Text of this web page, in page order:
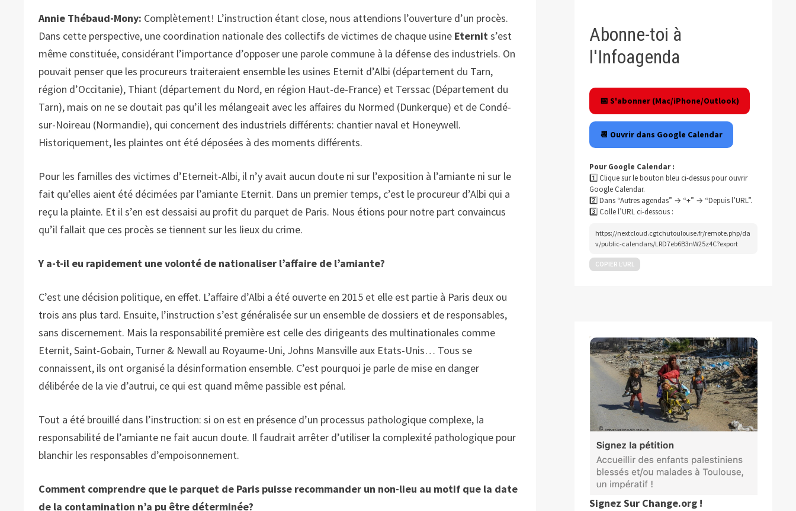
Annie Thébaud-Mony: Complètement! L’instruction étant close, nous attendions l’ouverture d’un procès.
Dans cette perspective, une coordination nationale des collectifs de victimes de chaque usine Eternits’est
même constituée, considérant l’importance d’opposer une parole commune à la défense des industriels. On
pouvait penser que les procureurs traiteraient ensemble les usines Eternit d’Albi (département du Tarn,
région d’Occitanie), Thiant (département du Nord, en région Haut-de-France) et Terssac (Département du
Tarn), mais on ne se doutait pas qu’il les mélangeait avec les affaires du Normed (Dunkerque) et de Condé-
sur-Noireau (Normandie), qui concernent des industriels différents: chantier naval et Honeywell.
Historiquement, les plaintes ont été déposées à des moments différents.
Pour les familles des victimes d’Eterneit-Albi, il n’y avait aucun doute ni sur l’exposition à l’amiante ni sur le
fait qu’elles aient été décimées par l’amiante Eternit. Dans un premier temps, c’est le procureur d’Albi qui a
reçu la plainte. Et il s’en est dessaisi au profit du parquet de Paris. Nous étions pour notre part convaincus
qu’il fallait que ces procès se tiennent sur les lieux du crime.
Y a-t-il eu rapidement une volonté de nationaliser l’affaire de l’amiante?
C’est une décision politique, en effet. L’affaire d’Albi a été ouverte en 2015 et elle est partie à Paris deux ou
trois ans plus tard. Ensuite, l’instruction s’est généralisée sur un ensemble de dossiers et de responsables,
sans discernement. Mais la responsabilité première est celle des dirigeants des multinationales comme
Eternit, Saint-Gobain, Turner & Newall au Royaume-Uni, Johns Mansville aux Etats-Unis… Tous se
connaissent, ils ont organisé la désinformation ensemble. C’est pourquoi je parle de mise en danger
délibérée de la vie d’autrui, ce qui est quand même passible est pénal.
Tout a été brouillé dans l’instruction: si on est en présence d’un processus pathologique complexe, la
responsabilité de l’amiante ne fait aucun doute. Il faudrait arrêter d’utiliser la complexité pathologique pour
blanchir les responsables d’empoisonnement.
Comment comprendre que le parquet de Paris puisse recommander un non-lieu au motif que la date
de la contamination n’a pu être déterminée?
Abonne-toi à
l'Infoagenda
📅 S'abonner (Mac/iPhone/Outlook)
📆 Ouvrir dans Google Calendar
Pour Google Calendar :
1️⃣ Clique sur le bouton bleu ci-dessus pour ouvrir
Google Calendar.
2️⃣ Dans “Autres agendas” → “+” → “Depuis l’URL”.
3️⃣ Colle l’URL ci-dessous :
https://nextcloud.cgtchutoulouse.fr/remote.php/da
v/public-calendars/LRD7eb6B3nW25z4C?export
COPIER L’URL
Signez Sur Change.org !